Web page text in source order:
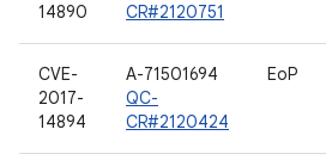
14890
CR#2120751
CVE-
2017-
14894
A-71501694
QC-
CR#2120424
EoP